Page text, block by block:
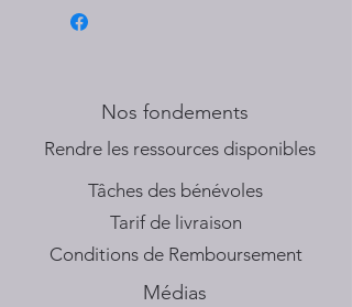
Nos fondements
​Rendre les ressources disponibles
Tâches des bénévoles
Tarif de livraison
Conditions de Remboursement
Médias